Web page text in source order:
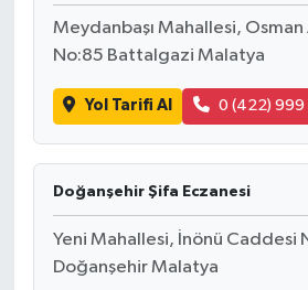
Meydanbaşı Mahallesi,
No:85 Battalgazi Malatya
Yol Tarifi Al 0 (422) 999
Doğanşehir Şifa Eczanesi
Yeni Mahallesi, İnönü Caddesi
Doğanşehir Malatya